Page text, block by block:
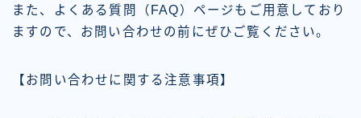
また、よくある質問（FAQ）ページもご用意しており
ますので、お問い合わせの前にぜひご覧ください。
【お問い合わせに関する注意事項】